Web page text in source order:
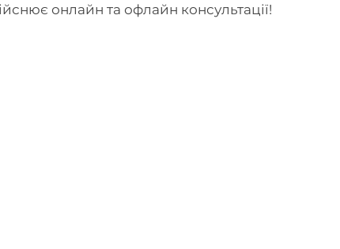
онлайн та офлайн консультації!